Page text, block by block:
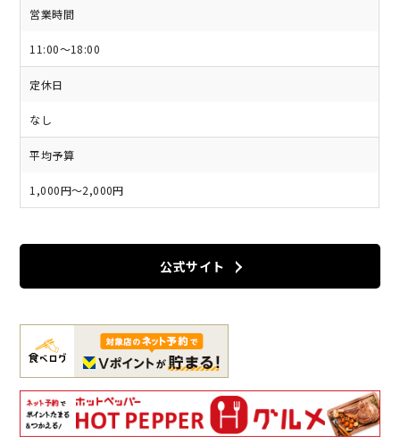
営業時間
11:00～18:00
定休日
なし
平均予算
1,000円～2,000円
公式サイト